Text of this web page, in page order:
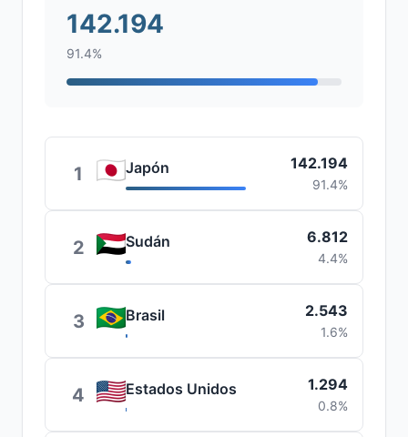
142.194
91.4%
1 Japón 142.194
91.4%
2 Sudán 6.812
4.4%
3 Brasil 2.543
1.6%
4 Estados Unidos 1.294
0.8%